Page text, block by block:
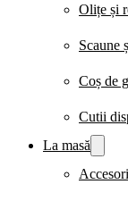
Olițe și
Scaune
Coș de
Cutii
La masă